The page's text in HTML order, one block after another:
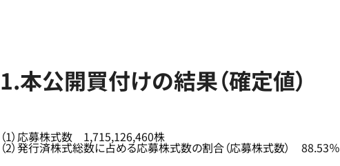
1.本公開買付けの結果（確定値）
（1）応募株式数 1,715,126,460株
（2）発行済株式総数に占める応募株式数の割合（応募株式数） 88.53％